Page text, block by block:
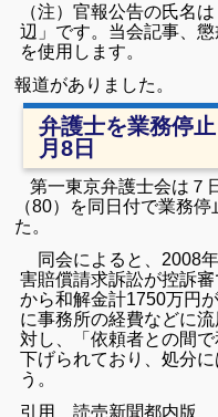
（注）官報公告の氏名
辺」です。当会記事、
を使用します。
報道がありました。
弁護士を業務停
月8日
第一東京弁護士会は７
（80）を同日付で業務
た。
同会によると、2008
害賠償請求訴訟が控訴
から和解金計1750万円
に事務所の経費などに
対し、「依頼者との間
下げられており、処分
う。
引用 読売新聞都内版